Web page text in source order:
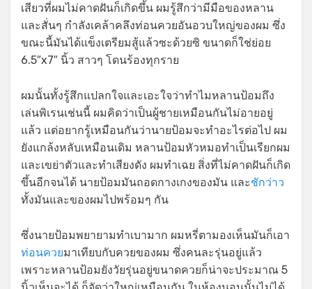
เสียวที่ผมไม่คาดฝันก็เกิดขึ้น ผมรู้สึกว่ามีมือของหลาน
และสั่นๆ กำลังเคล้าคลึงท่อนควยอันอวบใหญ่ของผม ซึ่ง
ขณะนี้มันได้แข็งเตรียมสู้แล้วซะด้วยซิ ขนาดก็ใช่ย่อย
6.5″x7″ นิ้ว สาวๆ โดนร้องทุกราย
ผมนั้นทั้งรู้สึกแปลกใจและเอะใจว่าทำไมหลานป้อมถึง
เล่นพิเรนเช่นนี้ ผมคิดว่าเป็นผู้ชายเหมือนกันไม่อายอยู่
แล้ว แต่อยากรู้เหมือนกันว่านายป้อมจะทำอะไรต่อไป ผม
ยังแกล้งหลับเหมือนเดิม หลานป้อมหัวหมอทำเป็นเรียกผม
และเขย่าตัวและทำเสียงดัง ผมทำเฉย สิ่งที่ไม่คาดฝันก็เกิด
ขึ้นอีกจนได้ นายป้อมมันถอดกางเกงของมัน และชักว่าว
ทั้งมันและของผมไปพร้อมๆ กัน
ซึ่งนายป้อมพยายามทำเบามาก ผมหรี่ตามองเห็นมันก็เอา
ท่อนควยมาเทียบกับควยของผม ซึ่งคนละรุ่นอยู่แล้ว
เพราะหลานป้อมยังวัยรุ่นอยู่ขนาดควยก็น่าจะประมาณ 5